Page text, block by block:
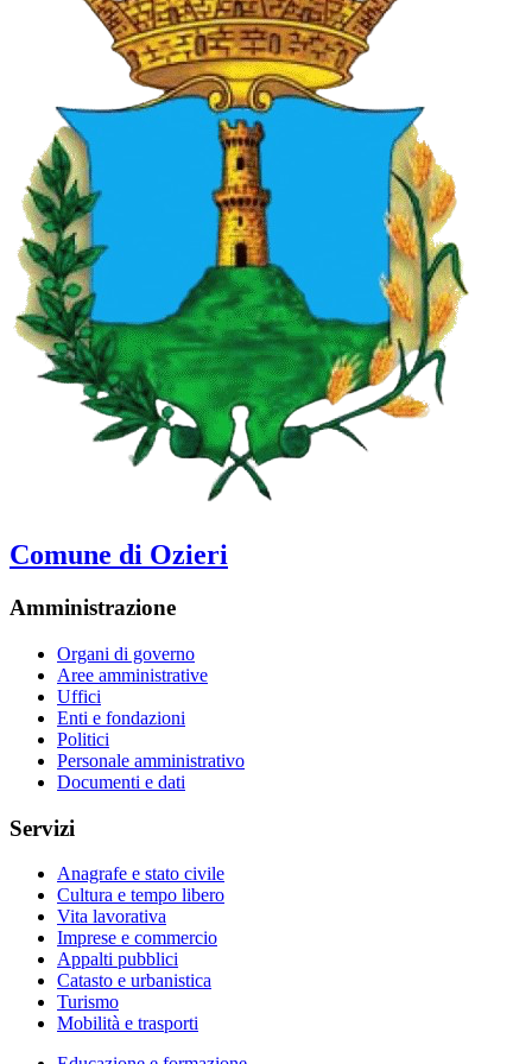
Comune di Ozieri
Amministrazione
Organi di governo
Aree amministrative
Uffici
Enti e fondazioni
Politici
Personale amministrativo
Documenti e dati
Servizi
Anagrafe e stato civile
Cultura e tempo libero
Vita lavorativa
Imprese e commercio
Appalti pubblici
Catasto e urbanistica
Turismo
Mobilità e trasporti